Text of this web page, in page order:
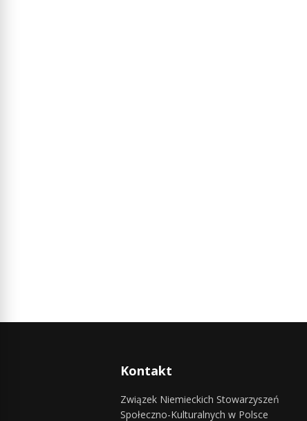
Kontakt
Związek Niemieckich Stowarzyszeń
Społeczno-Kulturalnych w Polsce